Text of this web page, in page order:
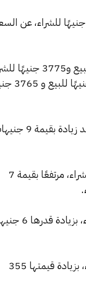
وشهد سعر عيار 22 ارتفاعًا بقيمة 11 جنيهًا ليبلغ 3976 جنيهًا للبيع و3955 جنيهًا للشراء،
كما شهد سعر عيار 21 ارتفاعًا بالسوق المصري الآن، حيث بلغ 3795 جنيهًا
مرتفعًا بمقدار 10 جنيهات عن التحديث
كما ارتفع سعر عيار 18 ليصل إلى 3253 جنيهًا للبيع و3236 جنيهًا
كما سجل سعر عيار 14 ارتفاعًا ليصل إلى 2530 جنيهًا للبيع و2517 جنيهًا للشراء، مرتفعًا بقيمة 7
كما شهد سعر عيار 12 ارتفاعًا ليصبح 2169 جنيهًا
وارتفع سعر الاونصة ليصل إلى 134900 جنيهًا للبيع و134189 جنيهًا للشراء، بزيادة قيمتها 355